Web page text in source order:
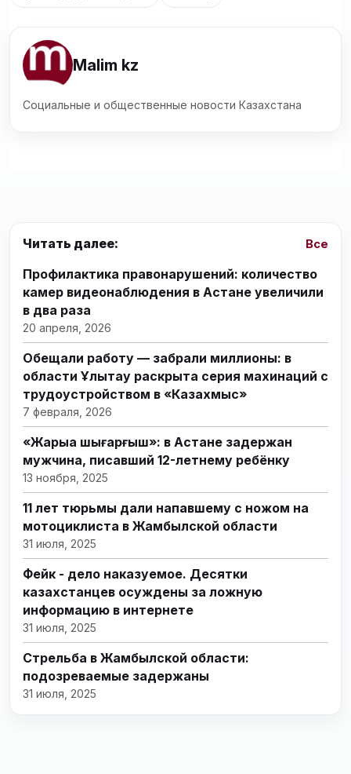
Malim kz
Социальные и общественные новости Казахстана
Читать далее: Все
Профилактика правонарушений: количество
камер видеонаблюдения в Астане увеличили
в два раза
20 апреля, 2026
Обещали работу — забрали миллионы: в
области Ұлытау раскрыта серия махинаций с
трудоустройством в «Казахмыс»
7 февраля, 2026
«Жарыққа шығарғыш»: в Астане задержан
мужчина, писавший 12-летнему ребёнку
13 ноября, 2025
11 лет тюрьмы дали напавшему с ножом на
мотоциклиста в Жамбылской области
31 июля, 2025
Фейк - дело наказуемое. Десятки
казахстанцев осуждены за ложную
информацию в интернете
31 июля, 2025
Стрельба в Жамбылской области:
подозреваемые задержаны
31 июля, 2025